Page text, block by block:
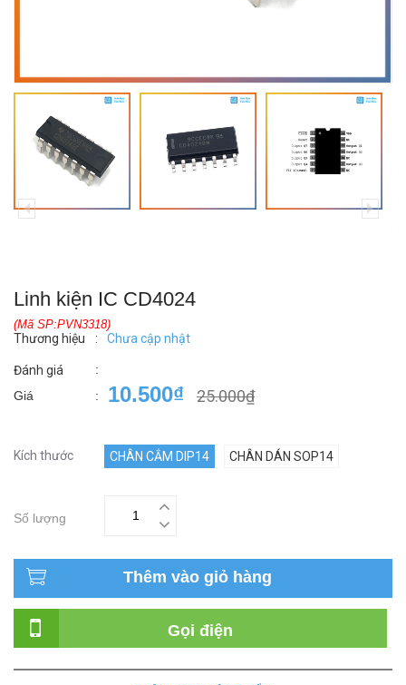
Linh kiện IC CD4024
(Mã SP:PVN3318)
Thương hiệu : Chưa cập nhật
Đánh giá
:
Giá
: 10.500₫ 25.000₫
Kích thước CHÂN CẮM DIP14 CHÂN DÁN SOP14
Số lượng
Thêm vào giỏ hàng
Gọi điện